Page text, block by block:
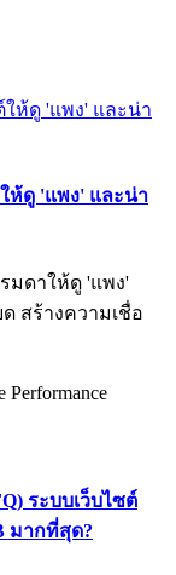
ให้ดู 'แพง' และน่า
รมดาให้ดู 'แพง'
สร้างความเชื่อ
Performance
ระบบเว็บไซต์
มากที่สุด?